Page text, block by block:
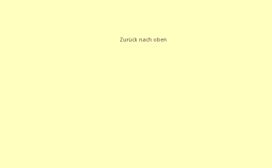
Zurück nach oben